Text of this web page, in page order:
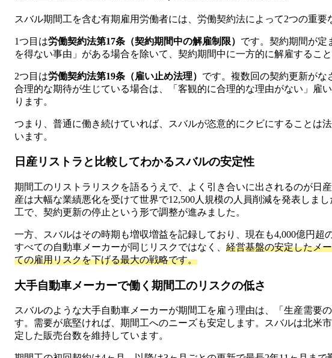
スバル期間工を含む有期雇用労働者には、労働契約法によって2つの重要
1つ目は労働契約法第17条（契約期間中の解雇制限） です。契約期間が定
を得ない事由」がある場合を除いて、契約期間中に一方的に解雇すること
2つ目は労働契約法第19条（雇い止め法理） です。複数回の契約更新がな
合理的な期待が生じている場合は、「客観的に合理的な理由がない」雇
ります。
つまり、普通に働き続けていれば、スバルが恣意的にクビにすることは
います。
日産リストラと比較してわかるスバルの安定性
期間工のリストラリスクを語るうえで、よく引き合いに出されるのが日
産は大幅な業績悪化を受けて世界で12,500人規模の人員削減を発表しま
工で、契約更新の停止という形で調整が進みました。
一方、スバルはその時期も増収増益を記録しており、現在も4,000億円超
すべての自動車メーカーが同じリスクではなく、 経営基盤の安定したメ
ての雇用リスクを下げる最大の戦略です。
大手自動車メーカーで働く期間工のリスクの低さ
スバルのような大手自動車メーカーが期間工を雇う理由は、「生産需要
す。需要が底堅ければ、期間工へのニーズも安定します。スバルは北米
定した販売台数を維持しています。